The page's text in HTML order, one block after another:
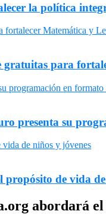
la política
para
presenta su
de vida
abordará